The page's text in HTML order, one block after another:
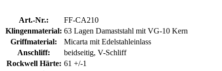
Art.-Nr.:
FF-CA210
Klingenmaterial: 63 Lagen Damaststahl mit VG-10 Kern
Griffmaterial:
Micarta mit Edelstahleinlass
Anschliff:
beidseitig, V-Schliff
Rockwell Härte: 61 +/-1